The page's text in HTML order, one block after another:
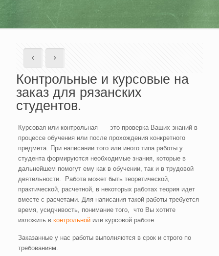
Контрольные и курсовые на
заказ для рязанских
студентов.
Курсовая или контрольная — это проверка Ваших знаний в
процессе обучения или после прохождения конкретного
предмета. При написании того или иного типа работы у
студента формируются необходимые знания, которые в
дальнейшем помогут ему как в обучении, так и в трудовой
деятельности. Работа может быть теоретической,
практической, расчетной, в некоторых работах теория идет
вместе с расчетами. Для написания такой работы требуется
время, усидчивость, понимание того, что Вы хотите
изложить в контрольнойили курсовой работе.
Заказанные у нас работы выполняются в срок и строго по
требованиям.